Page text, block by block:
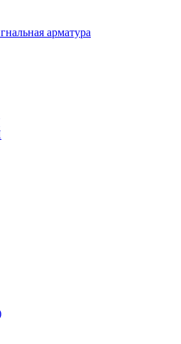
арматура